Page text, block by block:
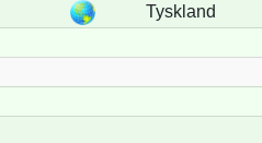
Tyskland